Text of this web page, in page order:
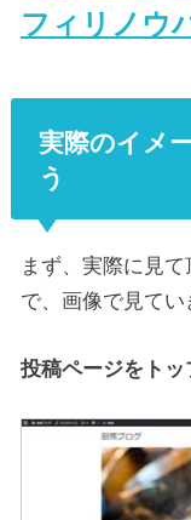
フィリノウ
実際のイメ
う
まず、実際に見
で、画像で見てい
投稿ページをト